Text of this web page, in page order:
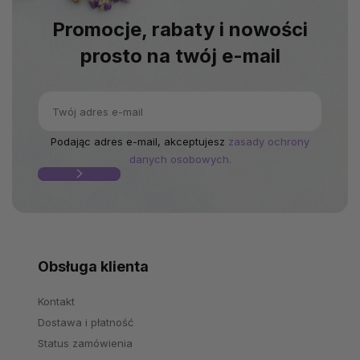
Promocje, rabaty i nowości
prosto na twój e-mail
Podając adres e-mail, akceptujesz zasady ochrony
danych osobowych.
Obsługa klienta
Kontakt
Dostawa i płatność
Status zamówienia